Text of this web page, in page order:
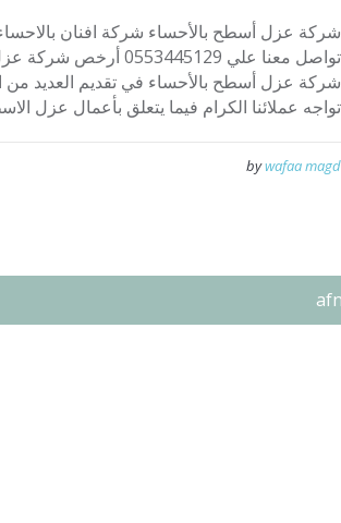
شركة عزل أسطح بالأحساء شركة افنان
تواصل معنا علي
شركة عزل أسطح بالأحساء في تقديم العديد من
تواجه عملائنا الكرام فيما يتعلق بأعمال عزل
bywafaa magd